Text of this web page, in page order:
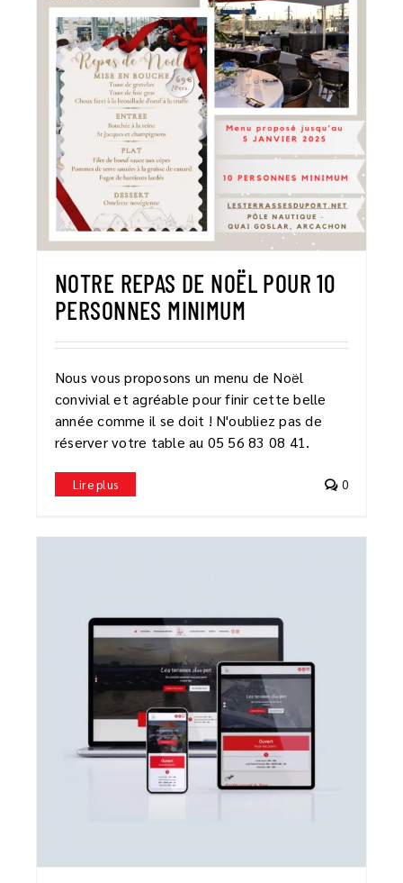
NOTRE REPAS DE NOËL POUR 10
PERSONNES MINIMUM
Nous vous proposons un menu de Noël
convivial et agréable pour finir cette belle
année comme il se doit ! N'oubliez pas de
réserver votre table au 05 56 83 08 41.
Lire plus 0